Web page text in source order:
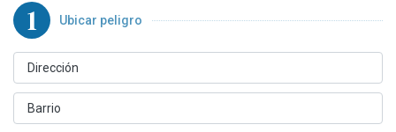
1 Ubicar peligro